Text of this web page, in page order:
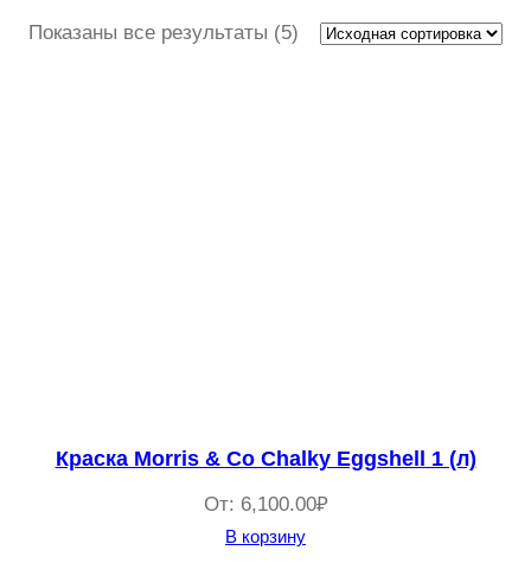
Показаны все результаты (5)
Краска Morris & Co Chalky Eggshell 1 (л)
От: 6,100.00₽
В корзину